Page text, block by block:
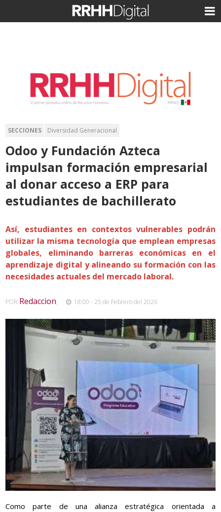
SECCIONES Diversidad Generacional
Odoo y Fundación Azteca
impulsan formación empresarial
al donar acceso a ERP para
estudiantes de bachillerato
Así, estudiantes en contextos vulnerables podrán
utilizar la misma tecnología que emplean empresas
globales, eliminando barreras económicas en el
aprendizaje digital y alineando su formación con las
necesidades actuales del mercado laboral.
POR Redaccion, 18:00 - 25 de Febrero del 2026
Como parte de una alianza estratégica orientada a